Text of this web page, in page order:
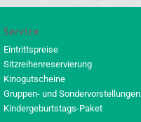
Service
Eintrittspreise
Sitzreihenreservierung
Kinogutscheine
Gruppen- und Sondervorstellungen
Kindergeburtstags-Paket